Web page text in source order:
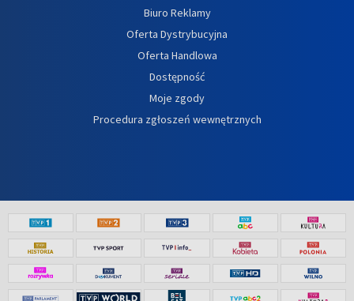
Biuro Reklamy
Oferta Dystrybucyjna
Oferta Handlowa
Dostępność
Moje zgody
Procedura zgłoszeń wewnętrznych